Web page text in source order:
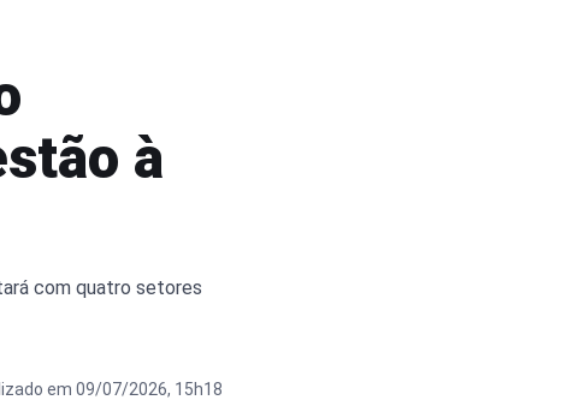
à
com quatro setores
em 09/07/2026, 15h18